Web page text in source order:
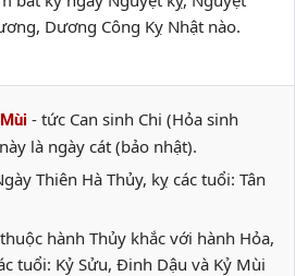
Dương Công Kỵ Nhật nào.
- tức Can sinh Chi (Hỏa sinh
là ngày cát (bảo nhật).
Thiên Hà Thủy, kỵ các tuổi: Tân
hành Thủy khắc với hành Hỏa,
tuổi: Kỷ Sửu, Đinh Dậu và Kỷ Mùi